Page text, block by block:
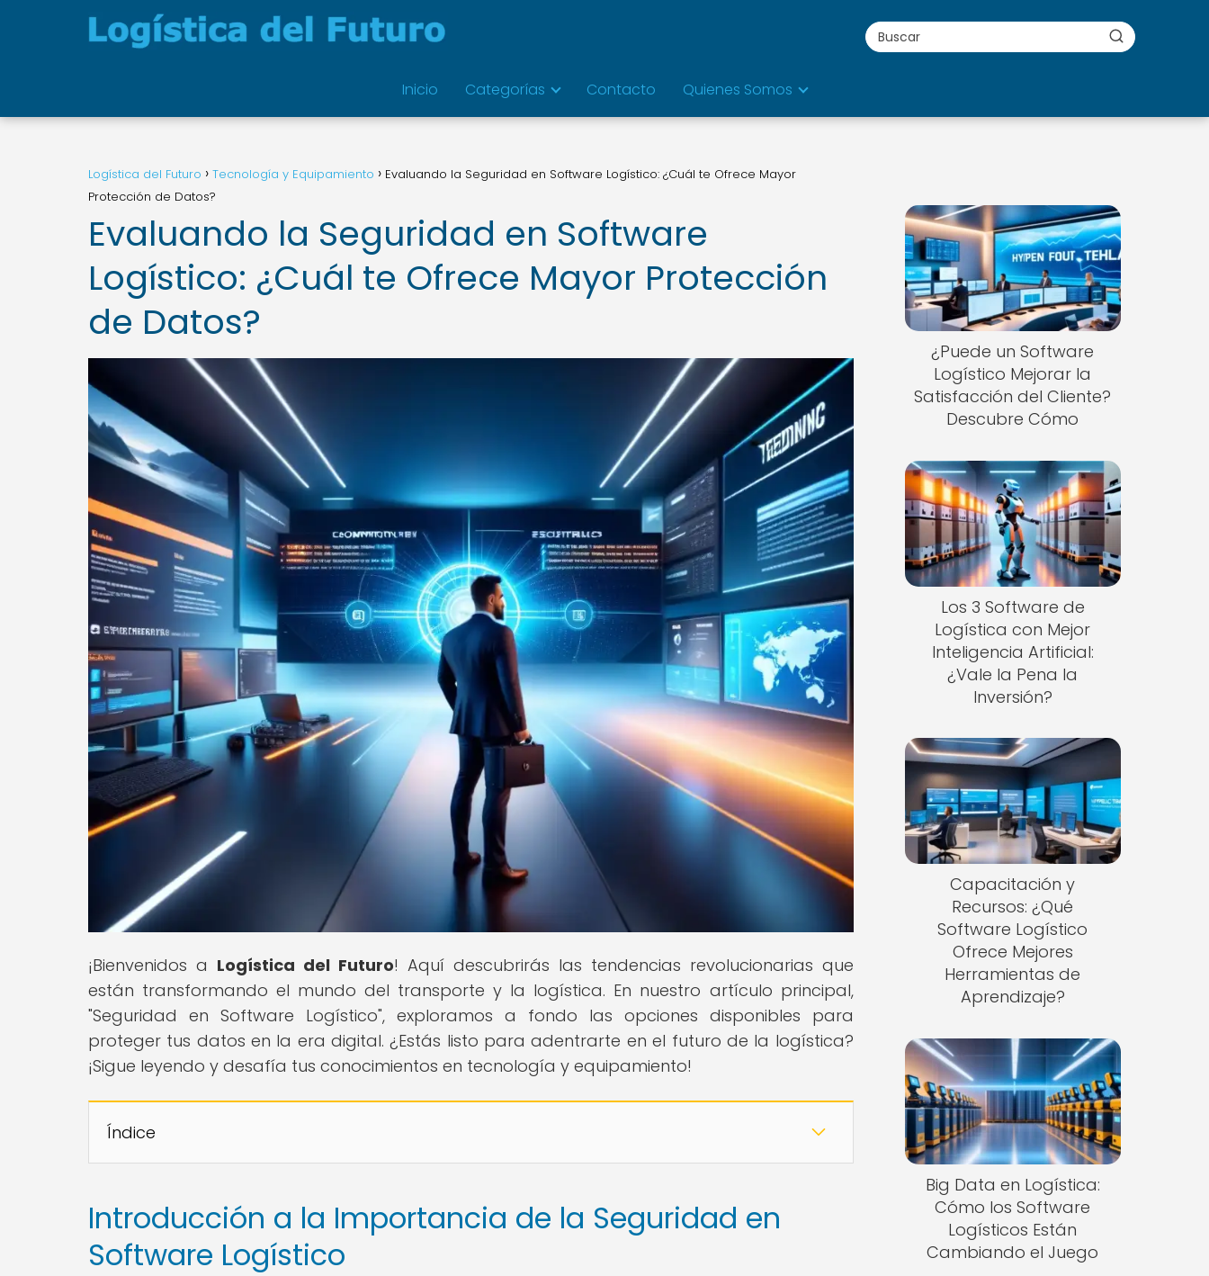
Inicio Categorías Contacto Quienes Somos
Logística del Futuro Tecnología y Equipamiento
Evaluando la Seguridad en Software Logístico: ¿Cuál te Ofrece Mayor
Protección de Datos?
Evaluando la Seguridad en Software
Logístico: ¿Cuál te Ofrece Mayor Protección
de Datos?
¡Bienvenidos a Logística del Futuro! Aquí descubrirás las tendencias revolucionarias que
están transformando el mundo del transporte y la logística. En nuestro artículo principal,
"Seguridad en Software Logístico", exploramos a fondo las opciones disponibles para
proteger tus datos en la era digital. ¿Estás listo para adentrarte en el futuro de la logística?
¡Sigue leyendo y desafía tus conocimientos en tecnología y equipamiento!
Índice
Introducción a la Importancia de la Seguridad en
Software Logístico
¿Puede un Software
Logístico Mejorar la
Satisfacción del Cliente?
Descubre Cómo
Los 3 Software de
Logística con Mejor
Inteligencia Artificial:
¿Vale la Pena la
Inversión?
Capacitación y
Recursos: ¿Qué
Software Logístico
Ofrece Mejores
Herramientas de
Aprendizaje?
Big Data en Logística:
Cómo los Software
Logísticos Están
Cambiando el Juego